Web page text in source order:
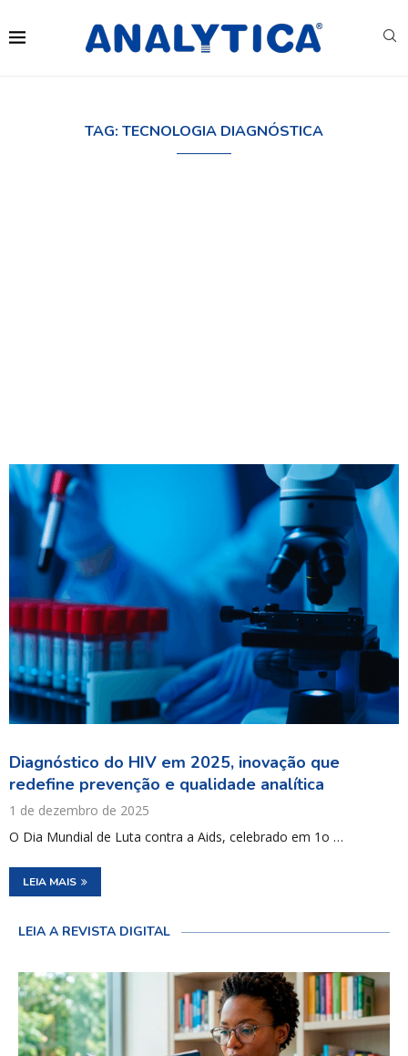
TAG: TECNOLOGIA DIAGNÓSTICA
Diagnóstico do HIV em 2025, inovação que
redefine prevenção e qualidade analítica
1 de dezembro de 2025
O Dia Mundial de Luta contra a Aids, celebrado em 1o …
LEIA MAIS
LEIA A REVISTA DIGITAL